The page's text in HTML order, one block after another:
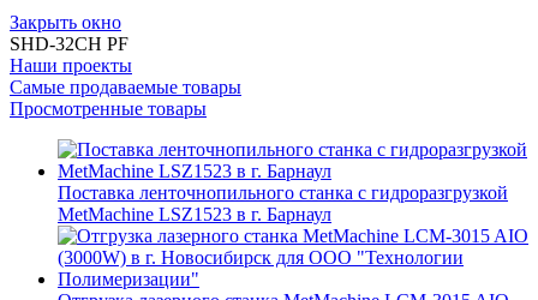
Закрыть окно
SHD-32CH PF
Наши проекты
Самые продаваемые товары
Просмотренные товары
Поставка ленточнопильного станка c гидроразгрузкой
MetMachine LSZ1523 в г. Барнаул